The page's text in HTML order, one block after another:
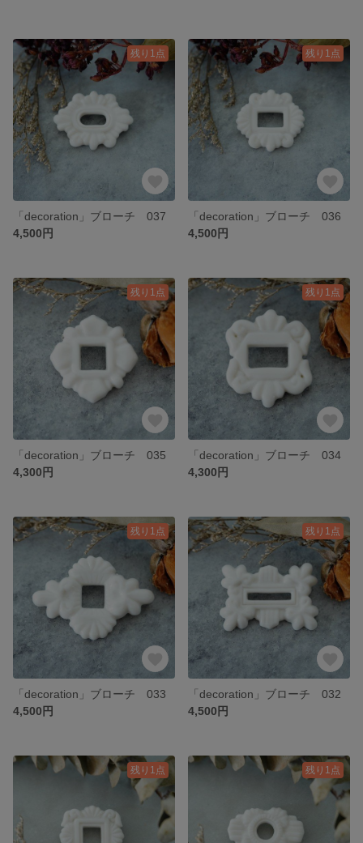
残り1点
「decoration」ブローチ 037
4,500円
残り1点
「decoration」ブローチ 036
4,500円
残り1点
「decoration」ブローチ 035
4,300円
残り1点
「decoration」ブローチ 034
4,300円
残り1点
「decoration」ブローチ 033
4,500円
残り1点
「decoration」ブローチ 032
4,500円
残り1点 残り1点